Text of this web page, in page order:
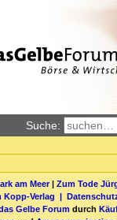
Suche:
am Meer| Zum Tode
Kopp-Verlag |
Gelbe Forum durch